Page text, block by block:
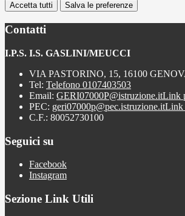
Accetta tutti Salva le preferenze
Contatti
I.P.S. I.S. GASLINI/MEUCCI
VIA PASTORINO, 15, 16100
Tel: Telefono 0107403503
Email: GERI07000P@istruzione.itLink
PEC: geri07000p@pec.istruzione.itLink
C.F.: 80052730100
Seguici su
Facebook
Instagram
Sezione Link Utili